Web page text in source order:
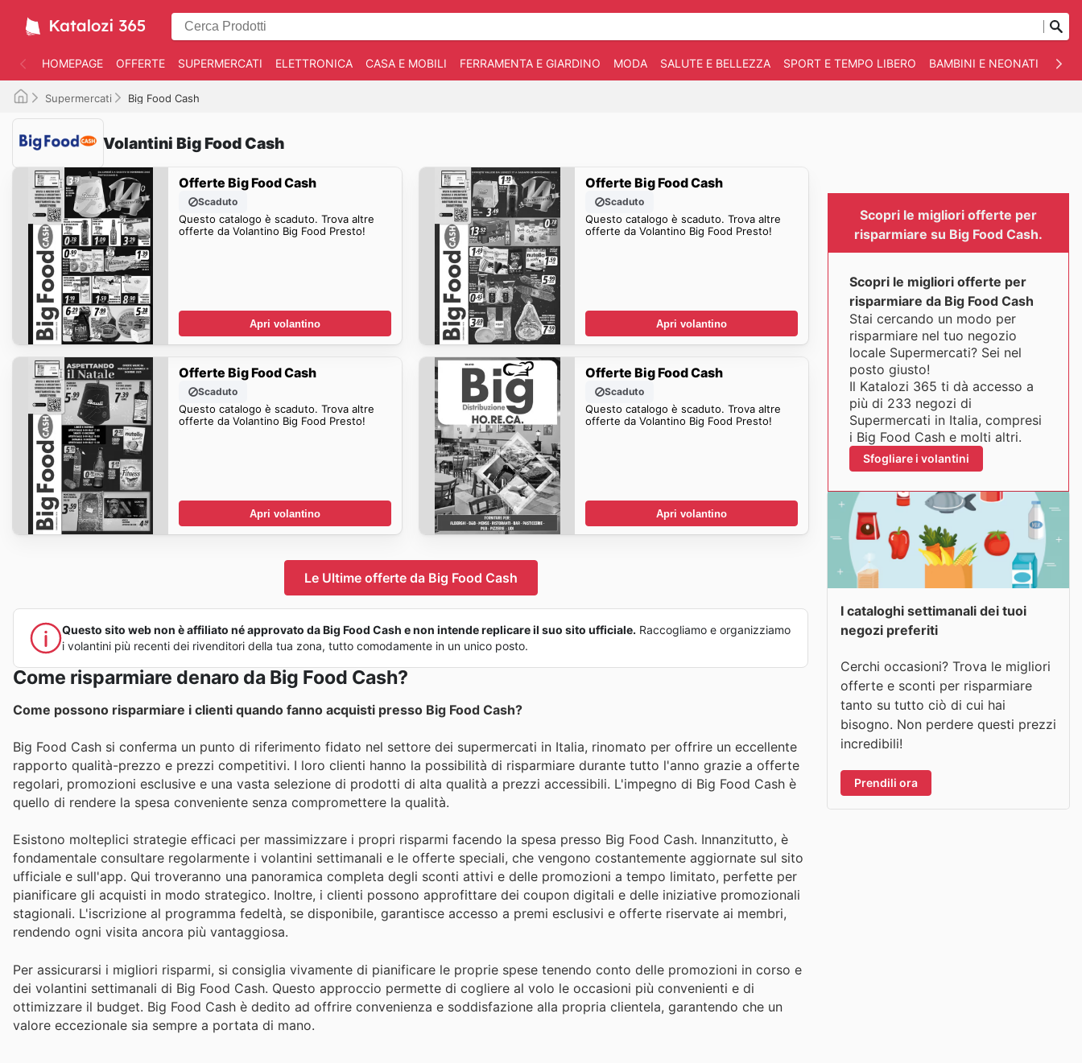
HOMEPAGE OFFERTE SUPERMERCATI ELETTRONICA CASA E MOBILI FERRAMENTA E GIARDINO MODA SALUTE E BELLEZZA SPORT E TEMPO LIBERO BAMBINI E NEONATI
Supermercati Big Food Cash
Volantini Big Food Cash
Offerte Big Food Cash
Scaduto
Questo catalogo è scaduto. Trova altre
offerte da Volantino Big Food Presto!
Apri volantino
Offerte Big Food Cash
Scaduto
Questo catalogo è scaduto. Trova altre
offerte da Volantino Big Food Presto!
Apri volantino
Offerte Big Food Cash
Scaduto
Questo catalogo è scaduto. Trova altre
offerte da Volantino Big Food Presto!
Apri volantino
Offerte Big Food Cash
Scaduto
Questo catalogo è scaduto. Trova altre
offerte da Volantino Big Food Presto!
Apri volantino
Le Ultime offerte da Big Food Cash
Questo sito web non è affiliato né approvato da Big Food Cash e non intende replicare il suo sito ufficiale. Raccogliamo e organizziamo
i volantini più recenti dei rivenditori della tua zona, tutto comodamente in un unico posto.
Come risparmiare denaro da Big Food Cash?
Come possono risparmiare i clienti quando fanno acquisti presso Big Food Cash?
Big Food Cash si conferma un punto di riferimento fidato nel settore dei supermercati in Italia, rinomato per offrire un eccellente
rapporto qualità-prezzo e prezzi competitivi. I loro clienti hanno la possibilità di risparmiare durante tutto l'anno grazie a offerte
regolari, promozioni esclusive e una vasta selezione di prodotti di alta qualità a prezzi accessibili. L'impegno di Big Food Cash è
quello di rendere la spesa conveniente senza compromettere la qualità.
Esistono molteplici strategie efficaci per massimizzare i propri risparmi facendo la spesa presso Big Food Cash. Innanzitutto, è
fondamentale consultare regolarmente i volantini settimanali e le offerte speciali, che vengono costantemente aggiornate sul sito
ufficiale e sull'app. Qui troveranno una panoramica completa degli sconti attivi e delle promozioni a tempo limitato, perfette per
pianificare gli acquisti in modo strategico. Inoltre, i clienti possono approfittare dei coupon digitali e delle iniziative promozionali
stagionali. L'iscrizione al programma fedeltà, se disponibile, garantisce accesso a premi esclusivi e offerte riservate ai membri,
rendendo ogni visita ancora più vantaggiosa.
Per assicurarsi i migliori risparmi, si consiglia vivamente di pianificare le proprie spese tenendo conto delle promozioni in corso e
dei volantini settimanali di Big Food Cash. Questo approccio permette di cogliere al volo le occasioni più convenienti e di
ottimizzare il budget. Big Food Cash è dedito ad offrire convenienza e soddisfazione alla propria clientela, garantendo che un
valore eccezionale sia sempre a portata di mano.
Scopri le migliori offerte per
risparmiare su Big Food Cash.
Scopri le migliori offerte per
risparmiare da Big Food Cash
Stai cercando un modo per
risparmiare nel tuo negozio
locale Supermercati? Sei nel
posto giusto!
Il Katalozi 365 ti dà accesso a
più di 233 negozi di
Supermercati in Italia, compresi
i Big Food Cash e molti altri.
Sfogliare i volantini
I cataloghi settimanali dei tuoi
negozi preferiti
Cerchi occasioni? Trova le migliori
offerte e sconti per risparmiare
tanto su tutto ciò di cui hai
bisogno. Non perdere questi prezzi
incredibili!
Prendili ora